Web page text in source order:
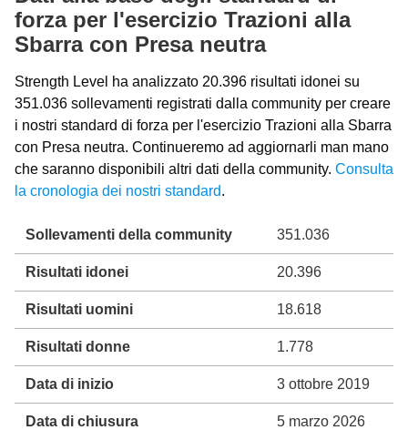
forza per l'esercizio Trazioni alla
Sbarra con Presa neutra
Strength Level ha analizzato 20.396 risultati idonei su
351.036 sollevamenti registrati dalla community per creare
i nostri standard di forza per l'esercizio Trazioni alla Sbarra
con Presa neutra. Continueremo ad aggiornarli man mano
che saranno disponibili altri dati della community. Consulta
la cronologia dei nostri standard.
Sollevamenti della community 351.036
Risultati idonei 20.396
Risultati uomini 18.618
Risultati donne 1.778
Data di inizio 3 ottobre 2019
Data di chiusura 5 marzo 2026